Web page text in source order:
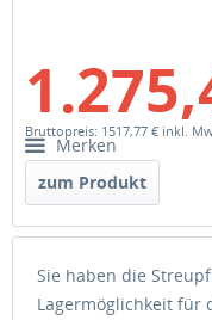
Bruttopreis: 1517,77 € inkl.
Merken
zum Produkt
Sie haben die
Lagermöglichkeit für